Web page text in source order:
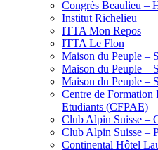
Congrès Beaulieu –
Institut Richelieu
ITTA Mon Repos
ITTA Le Flon
Maison du Peuple –
Maison du Peuple –
Maison du Peuple –
Centre de Formation
Etudiants (CFPAE)
Club Alpin Suisse –
Club Alpin Suisse –
Continental Hôtel